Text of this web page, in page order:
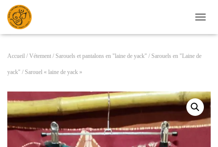
É
A
N
A
V
Accueil / Vétement / Sarouels et pantalons en "laine de yack" / Sarouels en "Laine de
yack" / Sarouel « laine de yack »